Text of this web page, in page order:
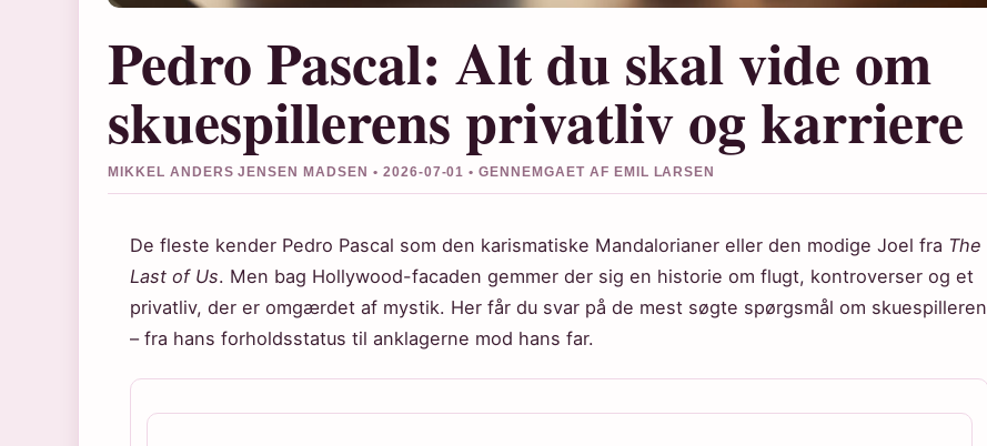
Pedro Pascal: Alt du skal vide om
skuespillerens privatliv og karriere
MIKKEL ANDERS JENSEN MADSEN • 2026-07-01 • GENNEMGAET AF EMIL LARSEN
De fleste kender Pedro Pascal som den karismatiske Mandalorianer eller den modige Joel fra The
Last of Us. Men bag Hollywood-facaden gemmer der sig en historie om flugt, kontroverser og et
privatliv, der er omgærdet af mystik. Her får du svar på de mest søgte spørgsmål om skuespilleren
– fra hans forholdsstatus til anklagerne mod hans far.